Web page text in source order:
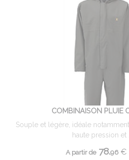
COMBINAISON PLUIE
Souple et légère, idéale
haute pression et ...
A partir de78.96 €